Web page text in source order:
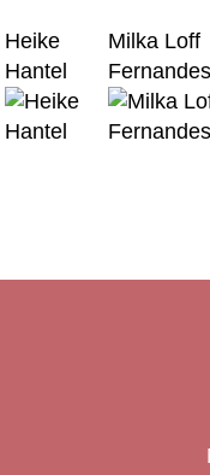
Heike
Hantel
Milka Loff
Fernandes